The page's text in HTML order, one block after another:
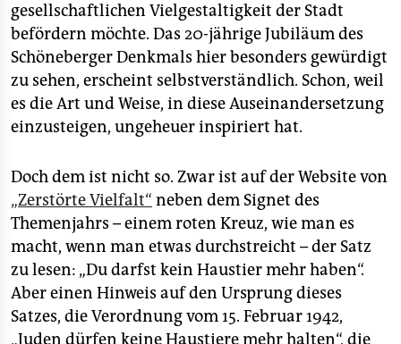
gesellschaftlichen Vielgestaltigkeit der Stadt
befördern möchte. Das 20-jährige Jubiläum des
Schöneberger Denkmals hier besonders gewürdigt
zu sehen, erscheint selbstverständlich. Schon, weil
es die Art und Weise, in diese Auseinandersetzung
einzusteigen, ungeheuer inspiriert hat.
Doch dem ist nicht so. Zwar ist auf der Website von
„Zerstörte Vielfalt“ neben dem Signet des
Themenjahrs – einem roten Kreuz, wie man es
macht, wenn man etwas durchstreicht – der Satz
zu lesen: „Du darfst kein Haustier mehr haben“.
Aber einen Hinweis auf den Ursprung dieses
Satzes, die Verordnung vom 15. Februar 1942,
„Juden dürfen keine Haustiere mehr halten“, die